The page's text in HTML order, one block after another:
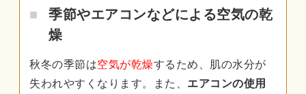
季節やエアコンなどによる空気の乾
燥
秋冬の季節は空気が乾燥するため、肌の水分が
失われやすくなります。また、 エアコンの使用